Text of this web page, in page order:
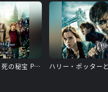
ハリー・ポッターと死の秘宝 PART 2